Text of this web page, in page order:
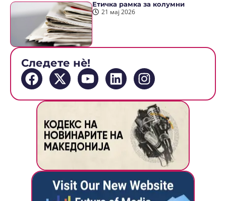
Етичка рамка за колумни
21 мај 2026
Следете нè!